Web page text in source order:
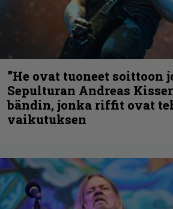
”He ovat tuoneet soittoon
Sepulturan Andreas
bändin, jonka riffit ovat
vaikutuksen